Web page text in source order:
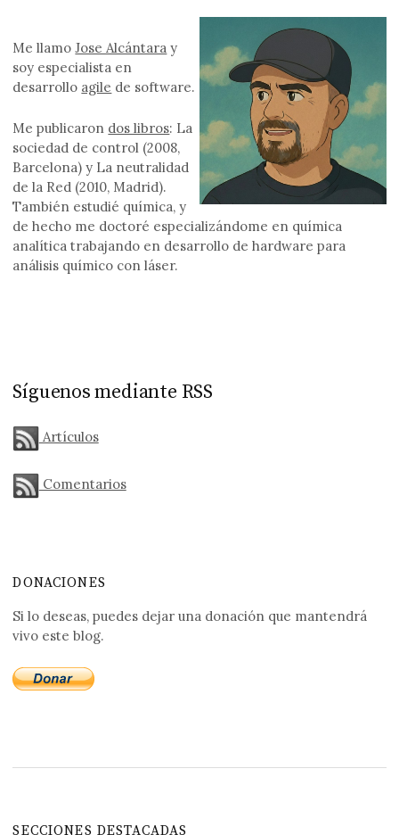
Me llamoJose Alcántara y
soy especialista en
desarrollo agile de software.
Me publicaron dos libros: La
sociedad de control (2008,
Barcelona) y La neutralidad
de la Red (2010, Madrid).
También estudié química, y
de hecho me doctoré especializándome en química
analítica trabajando en desarrollo de hardware para
análisis químico con láser.
Síguenos mediante RSS
Artículos
Comentarios
DONACIONES
Si lo deseas, puedes dejar una donación que mantendrá
vivo este blog.
SECCIONES DESTACADAS